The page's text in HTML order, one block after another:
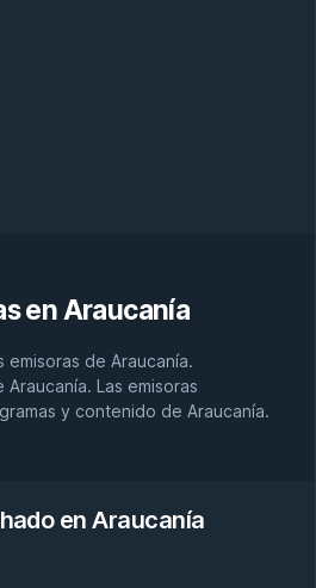
en Araucanía
emisoras de Araucanía.
Las emisoras
y contenido de Araucanía.
en Araucanía